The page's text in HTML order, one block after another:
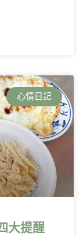
心情日記
大提醒